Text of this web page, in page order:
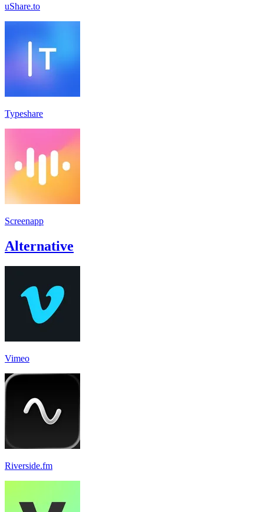
uShare.to
Typeshare
Screenapp
Alternative
Vimeo
Riverside.fm